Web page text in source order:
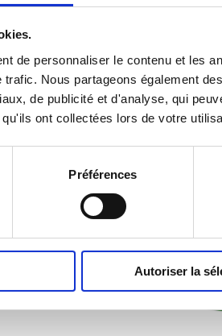
de personnaliser le contenu et les
Nous partageons également
de publicité et d'analyse, qui
ont collectées lors de votre
Préférences
Autoriser la
2: Accéder à